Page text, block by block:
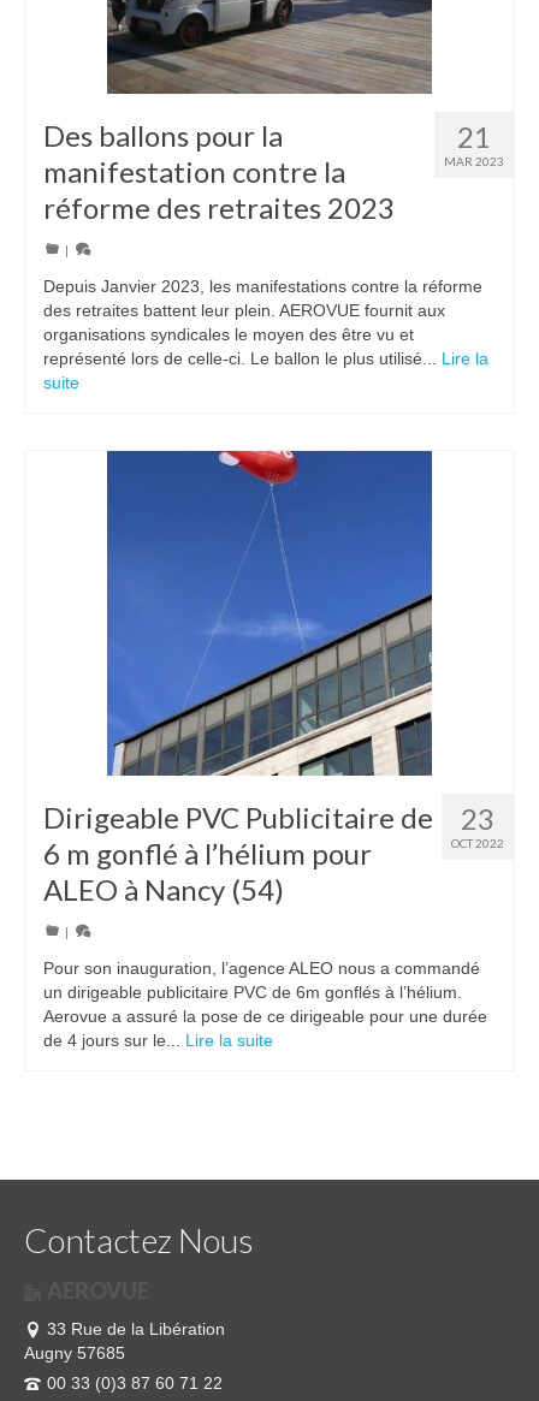
21
MAR 2023
Des ballons pour la
manifestation contre la
réforme des retraites 2023
|
Depuis Janvier 2023, les manifestations contre la réforme
des retraites battent leur plein. AEROVUE fournit aux
organisations syndicales le moyen des être vu et
représenté lors de celle-ci. Le ballon le plus utilisé... Lire la
suite
23
OCT 2022
Dirigeable PVC Publicitaire de
6 m gonflé à l’hélium pour
ALEO à Nancy (54)
|
Pour son inauguration, l’agence ALEO nous a commandé
un dirigeable publicitaire PVC de 6m gonflés à l’hélium.
Aerovue a assuré la pose de ce dirigeable pour une durée
de 4 jours sur le... Lire la suite
Contactez Nous
33 Rue de la Libération
Augny 57685
00 33 (0)3 87 60 71 22